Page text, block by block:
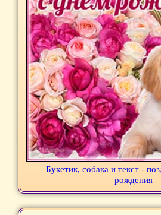
Букетик, собака и текст -
рождения